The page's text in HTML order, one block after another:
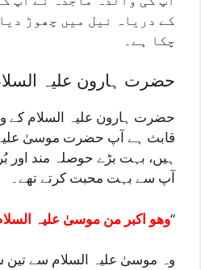
کے دریاہ نیل میں چھوڑ
چکا ہے۔
حضرت ہارون علیہ
حضرت ہارون علیہ السلام کے
قابث ہے آپ حضرت موسیٰ علیہ
ہیں، بہت بڑے حوصلہ مند اور
آپ سے بہت محبت کرتے تھے۔
’’وھو اکبر من موسیٰ علیہ‘‘
وہ موسیٰ علیہ السلام سے تین